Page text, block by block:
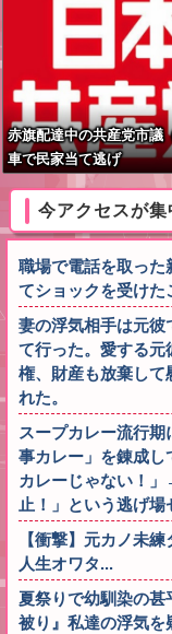
赤旗配達中の共産党市議
車で民家当て逃げ
今アクセスが集
職場で電話を取った
てショックを受けた
妻の浮気相手は元彼
て行った。愛する元
権、財産も放棄して
れた。
スープカレー流行
事カレー」を錬成し
カレーじゃない！
止！」という逃げ
【衝撃】元カノ未
人生オワタ...
夏祭りで幼馴染の甚
被り』私達の浮気